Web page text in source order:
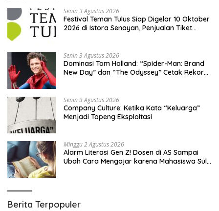
Senin 3 Agustus 2026
Festival Teman Tulus Siap Digelar 10 Oktober
2026 di Istora Senayan, Penjualan Tiket
Senin 3 Agustus 2026
Dominasi Tom Holland: “Spider-Man: Brand
New Day” dan “The Odyssey” Cetak Rekor
Senin 3 Agustus 2026
Company Culture: Ketika Kata “Keluarga”
Menjadi Topeng Eksploitasi
Minggu 2 Agustus 2026
Alarm Literasi Gen Z! Dosen di AS Sampai
Ubah Cara Mengajar karena Mahasiswa Sulit
Berita Terpopuler